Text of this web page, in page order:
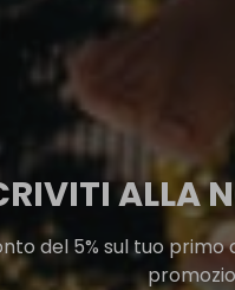
ALLA
del 5% sul tuo